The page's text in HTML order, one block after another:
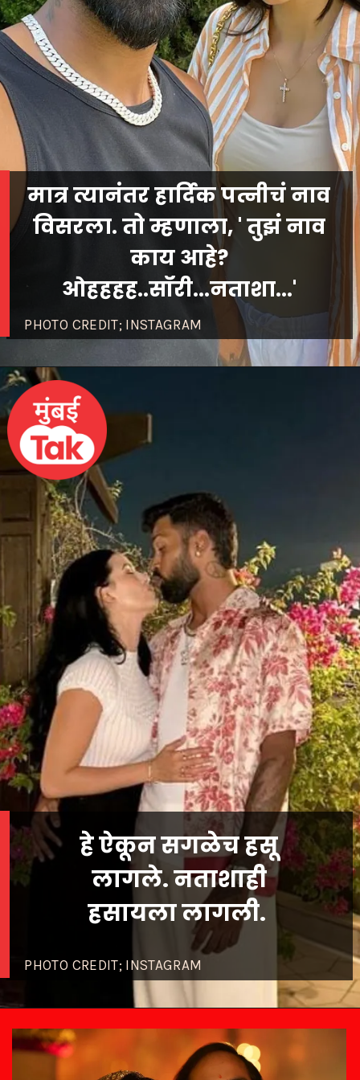
PHOTO CREDIT; INSTAGRAM
मात्र त्यानंतर हार्दिक पत्नीचं नाव
विसरला. तो म्हणाला, ' तुझं नाव
काय आहे?
PHOTO CREDIT; INSTAGRAM
हे ऐकून सगळेच हसू
लागले. नताशाही
हसायला लागली.